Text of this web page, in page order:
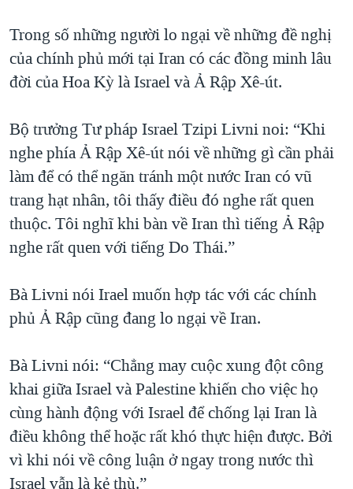
Trong số những người lo ngại về những đề nghị
của chính phủ mới tại Iran có các đồng minh lâu
đời của Hoa Kỳ là Israel và Ả Rập Xê-út.
Bộ trưởng Tư pháp Israel Tzipi Livni noi: “Khi
nghe phía Ả Rập Xê-út nói về những gì cần phải
làm để có thể ngăn tránh một nước Iran có vũ
trang hạt nhân, tôi thấy điều đó nghe rất quen
thuộc. Tôi nghĩ khi bàn về Iran thì tiếng Ả Rập
nghe rất quen với tiếng Do Thái.”
Bà Livni nói Irael muốn hợp tác với các chính
phủ Ả Rập cũng đang lo ngại về Iran.
Bà Livni nói: “Chẳng may cuộc xung đột công
khai giữa Israel và Palestine khiến cho việc họ
cùng hành động với Israel để chống lại Iran là
điều không thể hoặc rất khó thực hiện được. Bởi
vì khi nói về công luận ở ngay trong nước thì
Israel vẫn là kẻ thù.”